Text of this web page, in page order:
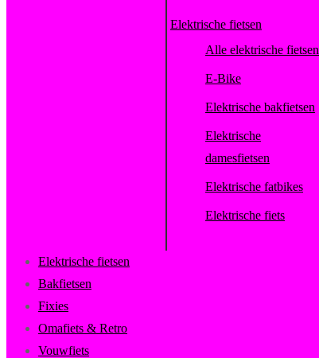
Elektrische fietsen
Alle elektrische fietsen
E-Bike
Elektrische bakfietsen
Elektrische
damesfietsen
Elektrische fatbikes
Elektrische fiets
Elektrische fietsen
Bakfietsen
Fixies
Omafiets & Retro
Vouwfiets